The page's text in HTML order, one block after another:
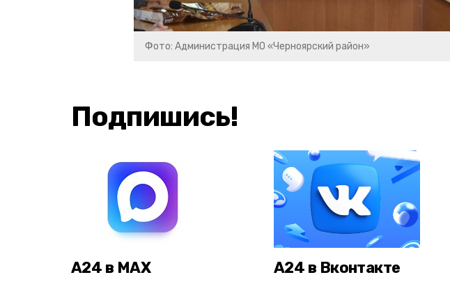
Фото: Администрация МО «Черноярский район»
Подпишись!
А24 в MAX А24 в Вконтакте